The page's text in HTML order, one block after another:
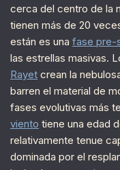
cerca del centro de la
tienen más de 20
están es una fase pre-
las estrellas masivas.
Rayet crean la
barren el material de
fases evolutivas más
viento tiene una edad
relativamente tenue
dominada por el